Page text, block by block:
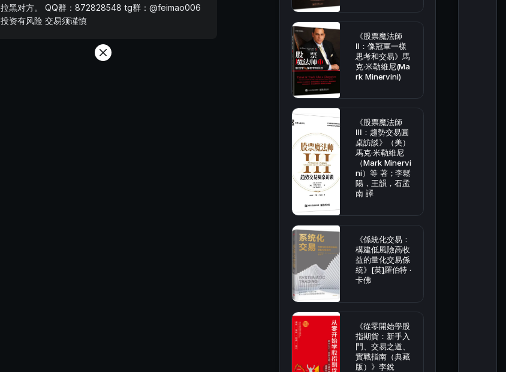
《股票魔法師
Ⅱ：像冠軍一樣
思考和交易》馬
克·米勒維尼(Ma
rk Minervini)
《股票魔法師
Ⅲ：趨勢交易圓
桌訪談》（美）
馬克·米勒維尼
（Mark Minervi
ni）等 著；李鬆
陽，王韻，石孟
南 譯
《係統化交易：
構建低風險高收
益的量化交易係
統》[英]羅伯特 ·
卡佛
《從零開始學股
指期貨：新手入
門、交易之道、
實戰指南（典藏
版）》李銳
拉黑对方。 QQ群：872828548 tg群：@feimao006
投资有风险 交易须谨慎